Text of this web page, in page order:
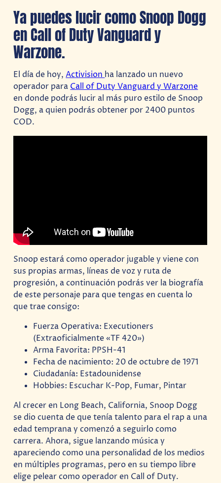
Ya puedes lucir como Snoop Dogg
en Call of Duty Vanguard y
Warzone.
El día de hoy,Activision ha lanzado un nuevo
operador para Call of Duty Vanguard y Warzone
en donde podrás lucir al más puro estilo de Snoop
Dogg, a quien podrás obtener por 2400 puntos
COD.
Snoop estará como operador jugable y viene con
sus propias armas, líneas de voz y ruta de
progresión, a continuación podrás ver la biografía
de este personaje para que tengas en cuenta lo
que trae consigo:
Fuerza Operativa: Executioners
(Extraoficialmente «TF 420»)
Arma Favorita: PPSH-41
Fecha de nacimiento: 20 de octubre de 1971
Ciudadanía: Estadounidense
Hobbies: Escuchar K-Pop, Fumar, Pintar
Al crecer en Long Beach, California, Snoop Dogg
se dio cuenta de que tenía talento para el rap a una
edad temprana y comenzó a seguirlo como
carrera. Ahora, sigue lanzando música y
apareciendo como una personalidad de los medios
en múltiples programas, pero en su tiempo libre
elige pelear como operador en Call of Duty.